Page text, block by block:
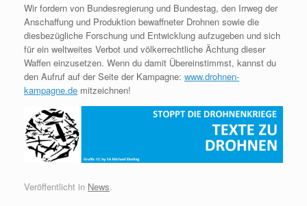
Wir fordern von Bundesregierung und Bundestag, den Irrweg der
Anschaffung und Produktion bewaffneter Drohnen sowie die
diesbezügliche Forschung und Entwicklung aufzugeben und sich
für ein weltweites Verbot und völkerrechtliche Ächtung dieser
Waffen einzusetzen. Wenn du damit Übereinstimmst, kannst du
den Aufruf auf der Seite der Kampagne: www.drohnen-
kampagne.de mitzeichnen!
Veröffentlicht in News.